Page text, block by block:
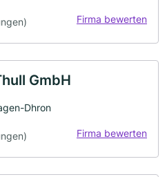
Firma bewerten
GmbH
Dhron
Firma bewerten